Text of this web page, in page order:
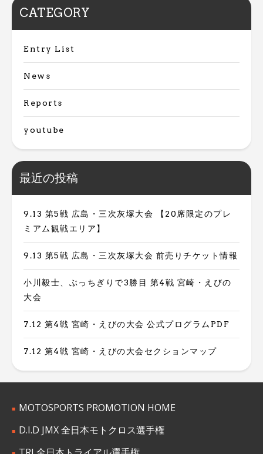
CATEGORY
Entry List
News
Reports
youtube
最近の投稿
9.13 第5戦 広島・三次灰塚大会 【20席限定のプレ
ミアム観戦エリア】
9.13 第5戦 広島・三次灰塚大会 前売りチケット情報
小川毅士、ぶっちぎりで3勝目 第4戦 宮崎・えびの
大会
7.12 第4戦 宮崎・えびの大会 公式プログラムPDF
7.12 第4戦 宮崎・えびの大会セクションマップ
MOTOSPORTS PROMOTION HOME
D.I.D JMX 全日本モトクロス選手権